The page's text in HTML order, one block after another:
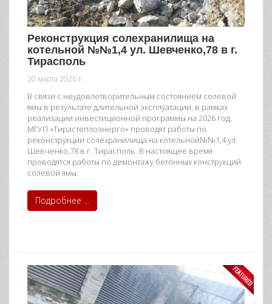
Реконструкция солехранилища на
котельной №№1,4 ул. Шевченко,78 в г.
Тирасполь
20 марта 2026 г.
В связи с неудовлетворительным состоянием солевой
ямы в результате длительной эксплуатации, в рамках
реализации инвестиционной программы на 2026 год,
МГУП «Тирастеплоэнерго» проводят работы по
реконструкции солехранилища на котельной№№1,4 ул.
Шевченко,78 в г. Тирасполь. В настоящее время
проводятся работы по демонтажу бетонных конструкций
солевой ямы.
Подробнее ...